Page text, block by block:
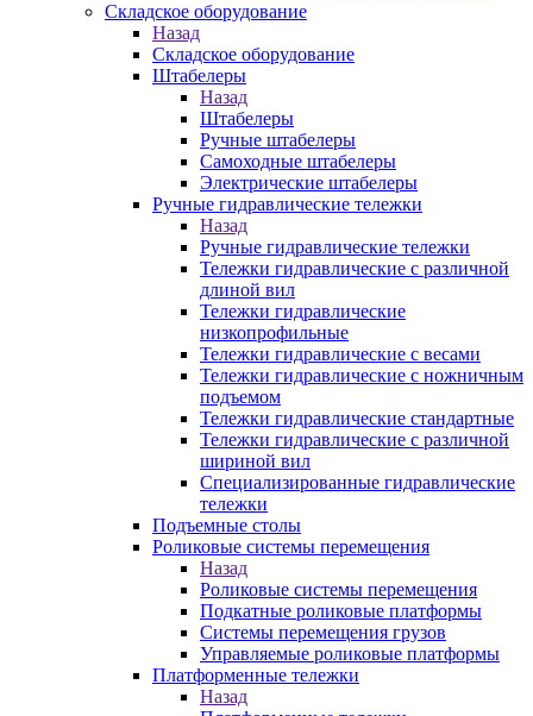
Складское оборудование
Назад
Складское оборудование
Штабелеры
Назад
Штабелеры
Ручные штабелеры
Самоходные штабелеры
Электрические штабелеры
Ручные гидравлические тележки
Назад
Ручные гидравлические тележки
Тележки гидравлические с различной
длиной вил
Тележки гидравлические
низкопрофильные
Тележки гидравлические с весами
Тележки гидравлические с ножничным
подъемом
Тележки гидравлические стандартные
Тележки гидравлические с различной
шириной вил
Специализированные гидравлические
тележки
Подъемные столы
Роликовые системы перемещения
Назад
Роликовые системы перемещения
Подкатные роликовые платформы
Системы перемещения грузов
Управляемые роликовые платформы
Платформенные тележки
Назад